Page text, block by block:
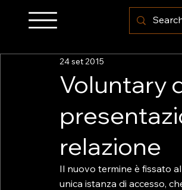
Voluntary
relazione
24 set 2015
Il nuovo termine è fissato
unica istanza di accesso,